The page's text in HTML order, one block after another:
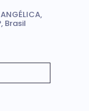
,
, Brasil